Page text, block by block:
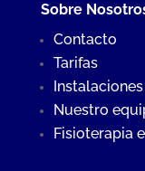
Sobre
Contacto
Tarifas
Instalaciones
Nuestro
Fisioterapia